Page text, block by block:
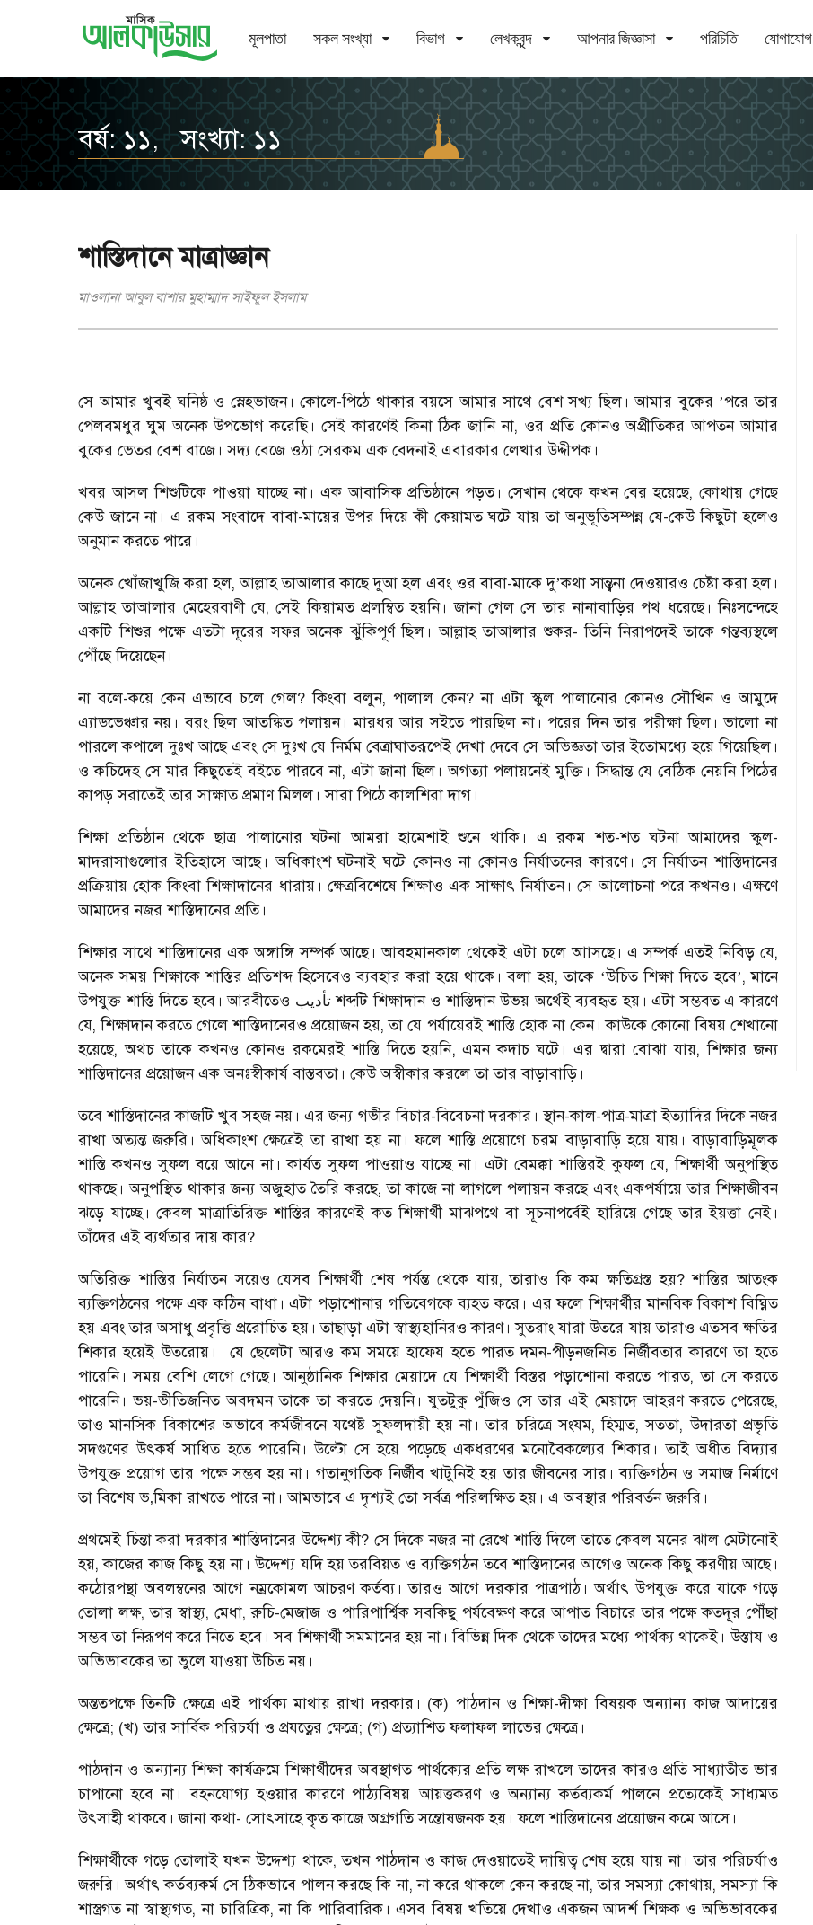
মূলপাতা সকল সংখ্যা বিভাগ লেখকবৃন্দ আপনার জিজ্ঞাসা পরিচিতি যোগাযোগ
বর্ষ: ১১, সংখ্যা: ১১
শাস্তিদানে মাত্রাজ্ঞান
মাওলানা আবুল বাশার মুহাম্মাদ সাইফুল ইসলাম
সে আমার খুবই ঘনিষ্ঠ ও স্নেহভাজন। কোলে-পিঠে থাকার বয়সে আমার সাথে বেশ সখ্য ছিল। আমার বুকের ’পরে তার
পেলবমধুর ঘুম অনেক উপভোগ করেছি। সেই কারণেই কিনা ঠিক জানি না, ওর প্রতি কোনও অপ্রীতিকর আপতন আমার
বুকের ভেতর বেশ বাজে। সদ্য বেজে ওঠা সেরকম এক বেদনাই এবারকার লেখার উদ্দীপক।
খবর আসল শিশুটিকে পাওয়া যাচ্ছে না। এক আবাসিক প্রতিষ্ঠানে পড়ত। সেখান থেকে কখন বের হয়েছে,কোথায় গেছে
কেউ জানে না। এ রকম সংবাদে বাবা-মায়ের উপর দিয়ে কী কেয়ামত ঘটে যায় তা অনুভূতিসম্পন্ন যে-কেউ কিছুটা হলেও
অনুমান করতে পারে।
অনেক খোঁজাখুজি করা হল,আল্লাহ তাআলার কাছে দুআ হল এবং ওর বাবা-মাকে দু’কথা সান্ত্বনা দেওয়ারও চেষ্টা করা হল।
আল্লাহ তাআলার মেহেরবাণী যে,সেই কিয়ামত প্রলম্বিত হয়নি। জানা গেল সে তার নানাবাড়ির পথ ধরেছে। নিঃসন্দেহে
একটি শিশুর পক্ষে এতটা দূরের সফর অনেক ঝুঁকিপূর্ণ ছিল। আল্লাহ তাআলার শুকর- তিনি নিরাপদেই তাকে গন্তব্যস্থলে
পৌঁছে দিয়েছেন।
না বলে-কয়ে কেন এভাবে চলে গেল?কিংবা বলুন,পালাল কেন?না এটা স্কুল পালানোর কোনও সৌখিন ও আমুদে
এ্যাডভেঞ্চার নয়। বরং ছিল আতঙ্কিত পলায়ন। মারধর আর সইতে পারছিল না। পরের দিন তার পরীক্ষা ছিল। ভালো না
পারলে কপালে দুঃখ আছে এবং সে দুঃখ যে নির্মম বেত্রাঘাতরূপেই দেখা দেবে সে অভিজ্ঞতা তার ইতোমধ্যে হয়ে গিয়েছিল।
ও কচিদেহ সে মার কিছুতেই বইতে পারবে না, এটা জানা ছিল। অগত্যা পলায়নেই মুক্তি। সিদ্ধান্ত যে বেঠিক নেয়নি পিঠের
কাপড় সরাতেই তার সাক্ষাত প্রমাণ মিলল। সারা পিঠে কালশিরা দাগ।
শিক্ষা প্রতিষ্ঠান থেকে ছাত্র পালানোর ঘটনা আমরা হামেশাই শুনে থাকি। এ রকম শত-শত ঘটনা আমাদের স্কুল-
মাদরাসাগুলোর ইতিহাসে আছে। অধিকাংশ ঘটনাই ঘটে কোনও না কোনও নির্যাতনের কারণে। সে নির্যাতন শাস্তিদানের
প্রক্রিয়ায় হোক কিংবা শিক্ষাদানের ধারায়। ক্ষেত্রবিশেষে শিক্ষাও এক সাক্ষাৎ নির্যাতন। সে আলোচনা পরে কখনও। এক্ষণে
আমাদের নজর শাস্তিদানের প্রতি।
শিক্ষার সাথে শাস্তিদানের এক অঙ্গাঙ্গি সম্পর্ক আছে। আবহমানকাল থেকেই এটা চলে আাসছে। এ সম্পর্ক এতই নিবিড় যে,
অনেক সময় শিক্ষাকে শাস্তির প্রতিশব্দ হিসেবেও ব্যবহার করা হয়ে থাকে। বলা হয়,তাকে ‘উচিত শিক্ষা দিতে হবে’,মানে
উপযুক্ত শাস্তি দিতে হবে। আরবীতেও تأديبশব্দটি শিক্ষাদান ও শাস্তিদান উভয় অর্থেই ব্যবহৃত হয়। এটা সম্ভবত এ কারণে
যে,শিক্ষাদান করতে গেলে শাস্তিদানেরও প্রয়োজন হয়,তা যে পর্যায়েরই শাস্তি হোক না কেন। কাউকে কোনো বিষয় শেখানো
হয়েছে,অথচ তাকে কখনও কোনও রকমেরই শাস্তি দিতে হয়নি,এমন কদাচ ঘটে। এর দ্বারা বোঝা যায়,শিক্ষার জন্য
শাস্তিদানের প্রয়োজন এক অনঃস্বীকার্য বাস্তবতা। কেউ অস্বীকার করলে তা তার বাড়াবাড়ি।
তবে শাস্তিদানের কাজটি খুব সহজ নয়। এর জন্য গভীর বিচার-বিবেচনা দরকার। স্থান-কাল-পাত্র-মাত্রা ইত্যাদির দিকে নজর
রাখা অত্যন্ত জরুরি। অধিকাংশ ক্ষেত্রেই তা রাখা হয় না। ফলে শাস্তি প্রয়োগে চরম বাড়াবাড়ি হয়ে যায়। বাড়াবাড়িমূলক
শাস্তি কখনও সুফল বয়ে আনে না। কার্যত সুফল পাওয়াও যাচ্ছে না। এটা বেমক্কা শাস্তিরই কুফল যে,শিক্ষার্থী অনুপস্থিত
থাকছে। অনুপস্থিত থাকার জন্য অজুহাত তৈরি করছে,তা কাজে না লাগলে পলায়ন করছে এবং একপর্যায়ে তার শিক্ষাজীবন
ঝড়ে যাচ্ছে। কেবল মাত্রাতিরিক্ত শাস্তির কারণেই কত শিক্ষার্থী মাঝপথে বা সূচনাপর্বেই হারিয়ে গেছে তার ইয়ত্তা নেই।
তাঁদের এই ব্যর্থতার দায় কার?
অতিরিক্ত শাস্তির নির্যাতন সয়েও যেসব শিক্ষার্থী শেষ পর্যন্ত থেকে যায়,তারাও কি কম ক্ষতিগ্রস্ত হয়?শাস্তির আতংক
ব্যক্তিগঠনের পক্ষে এক কঠিন বাধা। এটা পড়াশোনার গতিবেগকে ব্যহত করে। এর ফলে শিক্ষার্থীর মানবিক বিকাশ বিঘ্নিত
হয় এবং তার অসাধু প্রবৃত্তি প্ররোচিত হয়। তাছাড়া এটা স্বাস্থ্যহানিরও কারণ। সুতরাং যারা উতরে যায় তারাও এতসব ক্ষতির
শিকার হয়েই উতরোয়।
যে ছেলেটা আরও কম সময়ে হাফেয হতে পারত দমন-পীড়নজনিত নির্জীবতার কারণে তা হতে
পারেনি। সময় বেশি লেগে গেছে। আনুষ্ঠানিক শিক্ষার মেয়াদে যে শিক্ষার্থী বিস্তর পড়াশোনা করতে পারত,তা সে করতে
পারেনি। ভয়-ভীতিজনিত অবদমন তাকে তা করতে দেয়নি। যুতটুকু পুঁজিও সে তার এই মেয়াদে আহরণ করতে পেরেছে,
তাও মানসিক বিকাশের অভাবে কর্মজীবনে যথেষ্ট সুফলদায়ী হয় না। তার চরিত্রে সংযম,হিম্মত,সততা,উদারতা প্রভৃতি
সদগুণের উৎকর্ষ সাধিত হতে পারেনি। উল্টো সে হয়ে পড়েছে একধরণের মনোবৈকল্যের শিকার। তাই অধীত বিদ্যার
উপযুক্ত প্রয়োগ তার পক্ষে সম্ভব হয় না। গতানুগতিক নির্জীব খাটুনিই হয় তার জীবনের সার। ব্যক্তিগঠন ও সমাজ নির্মাণে
তা বিশেষ ভ‚মিকা রাখতে পারে না। আমভাবে এ দৃশ্যই তো সর্বত্র পরিলক্ষিত হয়। এ অবস্থার পরিবর্তন জরুরি।
প্রথমেই চিন্তা করা দরকার শাস্তিদানের উদ্দেশ্য কী? সে দিকে নজর না রেখে শাস্তি দিলে তাতে কেবল মনের ঝাল মেটানোই
হয়,কাজের কাজ কিছু হয় না। উদ্দেশ্য যদি হয় তরবিয়ত ও ব্যক্তিগঠন তবে শাস্তিদানের আগেও অনেক কিছু করণীয় আছে।
কঠোরপন্থা অবলম্বনের আগে নম্রকোমল আচরণ কর্তব্য। তারও আগে দরকার পাত্রপাঠ। অর্থাৎ উপযুক্ত করে যাকে গড়ে
তোলা লক্ষ,তার স্বাস্থ্য,মেধা,রুচি-মেজাজ ও পারিপার্শ্বিক সবকিছু পর্যবেক্ষণ করে আপাত বিচারে তার পক্ষে কতদূর পৌঁছা
সম্ভব তা নিরূপণ করে নিতে হবে। সব শিক্ষার্থী সমমানের হয় না। বিভিন্ন দিক থেকে তাদের মধ্যে পার্থক্য থাকেই। উস্তায ও
অভিভাবকের তা ভুলে যাওয়া উচিত নয়।
অন্ততপক্ষে তিনটি ক্ষেত্রে এই পার্থক্য মাথায় রাখা দরকার। (ক) পাঠদান ও শিক্ষা-দীক্ষা বিষয়ক অন্যান্য কাজ আদায়ের
ক্ষেত্রে; (খ) তার সার্বিক পরিচর্যা ও প্রযত্নের ক্ষেত্রে; (গ) প্রত্যাশিত ফলাফল লাভের ক্ষেত্রে।
পাঠদান ও অন্যান্য শিক্ষা কার্যক্রমে শিক্ষার্থীদের অবস্থাগত পার্থক্যের প্রতি লক্ষ রাখলে তাদের কারও প্রতি সাধ্যাতীত ভার
চাপানো হবে না। বহনযোগ্য হওয়ার কারণে পাঠ্যবিষয় আয়ত্তকরণ ও অন্যান্য কর্তব্যকর্ম পালনে প্রত্যেকেই সাধ্যমত
উৎসাহী থাকবে। জানা কথা- সোৎসাহে কৃত কাজে অগ্রগতি সন্তোষজনক হয়। ফলে শাস্তিদানের প্রয়োজন কমে আসে।
শিক্ষার্থীকে গড়ে তোলাই যখন উদ্দেশ্য থাকে,তখন পাঠদান ও কাজ দেওয়াতেই দায়িত্ব শেষ হয়ে যায় না। তার পরিচর্যাও
জরুরি। অর্থাৎ কর্তব্যকর্ম সে ঠিকভাবে পালন করছে কি না,না করে থাকলে কেন করছে না,তার সমস্যা কোথায়,সমস্যা কি
শাস্ত্রগত না স্বাস্থ্যগত,না চারিত্রিক,না কি পারিবারিক। এসব বিষয় খতিয়ে দেখাও একজন আদর্শ শিক্ষক ও অভিভাবকের